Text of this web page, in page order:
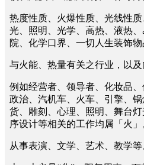
热度性质、火爆性质、光线性
光、照明、光学、高热、液热
院、化学口界、一切人生装饰
与火能、热量有关之行业，以及
例如经营者、领导者、化妆品
政治、汽机车、火车、引擎、
货、雕刻、心理、照明、舞台
序设计等相关的工作均属「火」
从事表演、文学、艺术、教学等